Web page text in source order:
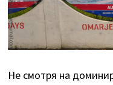
Не смотря на